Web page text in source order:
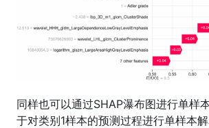
同样也可以通过SHAP瀑布图进行单样
于对类别1样本的预测过程进行单样本